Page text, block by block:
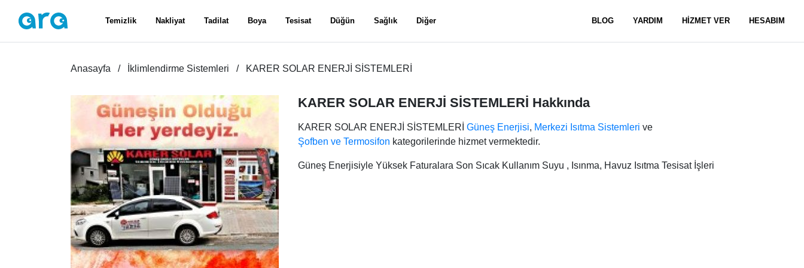
Temizlik Nakliyat Tadilat Boya Tesisat Düğün Sağlık Diğer BLOG YARDIM HİZMET VER HESABIM
Anasayfa İklimlendirme Sistemleri KARER SOLAR ENERJİ SİSTEMLERİ
KARER SOLAR ENERJİ SİSTEMLERİ Hakkında
KARER SOLAR ENERJİ SİSTEMLERİ Güneş Enerjisi, Merkezi Isıtma Sistemleri ve
Şofben ve Termosifon kategorilerinde hizmet vermektedir.
Güneş Enerjisiyle Yüksek Faturalara Son Sıcak Kullanım Suyu , Isınma, Havuz Isıtma Tesisat İşleri